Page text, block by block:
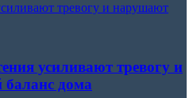
тревогу и нарушают
усиливают тревогу и
дома